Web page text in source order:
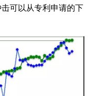
可以从专利申请的下